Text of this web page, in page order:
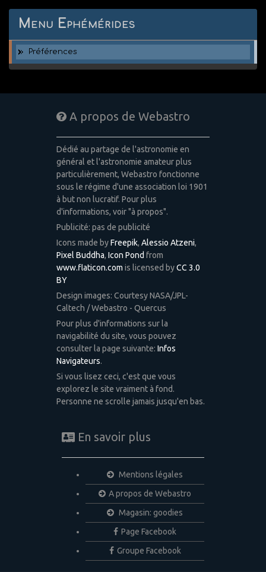
Menu Ephémérides
Préférences
A propos de Webastro
Dédié au partage de l'astronomie en
général et l'astronomie amateur plus
particulièrement, Webastro fonctionne
sous le régime d'une association loi 1901
à but non lucratif. Pour plus
d'informations, voir "à propos".
Publicité: pas de publicité
Icons made byFreepik, Alessio Atzeni,
Pixel Buddha, Icon Pond from
www.flaticon.com is licensed byCC 3.0
BY
Design images: Courtesy NASA/JPL-
Caltech / Webastro - Quercus
Pour plus d'informations sur la
navigabilité du site, vous pouvez
consulter la page suivante: Infos
Navigateurs.
Si vous lisez ceci, c'est que vous
explorez le site vraiment à fond.
Personne ne scrolle jamais jusqu'en bas.
En savoir plus
Mentions légales
A propos de Webastro
Magasin: goodies
Page Facebook
Groupe Facebook